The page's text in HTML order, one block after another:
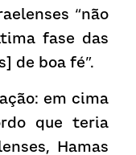
“não
fase das
de boa fé”.
em cima
que teria
Hamas